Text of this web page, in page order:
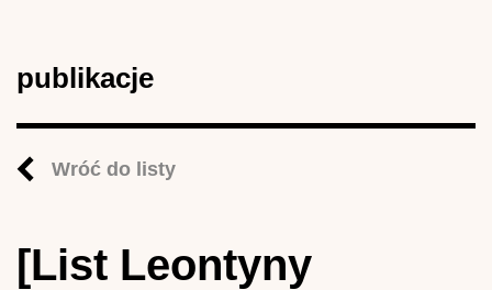
publikacje
Wróć do listy
[List Leontyny